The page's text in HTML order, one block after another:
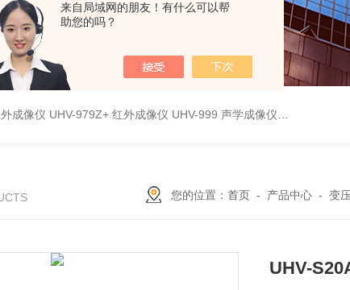
来自局域网的朋友！有什么可以帮
助您的吗？
成像仪 UHV-979Z+ 红外成像仪 UHV-999 声学成像仪 UHV-995 电
您的位置： 首页- 产品中心- 变
UHV-